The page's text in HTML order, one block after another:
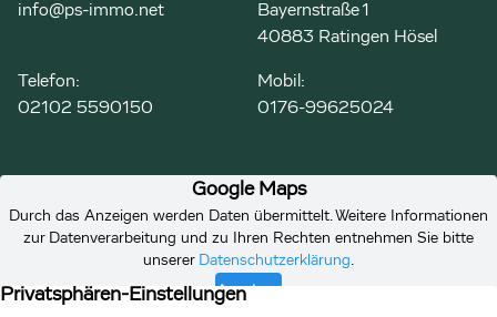
info@ps-immo.net
Bayernstraße 1
40883 Ratingen Hösel
Telefon:
02102 5590150
Mobil:
0176-99625024